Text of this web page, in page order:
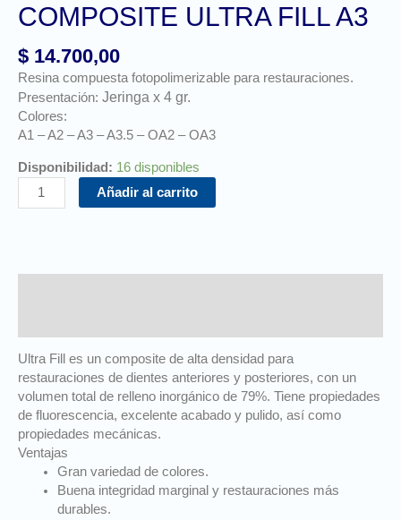
COMPOSITE ULTRA FILL A3
$ 14.700,00
Resina compuesta fotopolimerizable para restauraciones.
Presentación: Jeringa x 4 gr.
Colores:
A1 – A2 – A3 – A3.5 – OA2 – OA3
Disponibilidad: 16 disponibles
Añadir al carrito
Ultra Fill es un composite de alta densidad para
restauraciones de dientes anteriores y posteriores, con un
volumen total de relleno inorgánico de 79%. Tiene propiedades
de fluorescencia, excelente acabado y pulido, así como
propiedades mecánicas.
Ventajas
Gran variedad de colores.
Buena integridad marginal y restauraciones más
durables.